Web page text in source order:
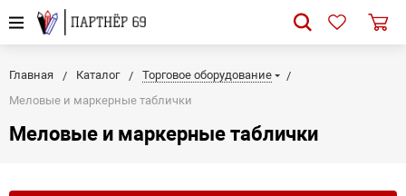
Главная Каталог
Торговое оборудование
Меловые и маркерные таблички
Меловые и маркерные таблички